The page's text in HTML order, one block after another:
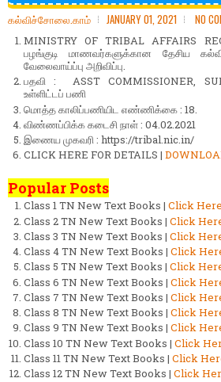
கல்விச்சோலை.காம் JANUARY 01, 2021 NO
MINISTRY OF TRIBAL AFFAIRS
பழங்குடி மாணவர்களுக்கான தேசிய
வேலைவாய்ப்பு அறிவிப்பு.
பதவி : ASST COMMISSIONER,
உள்ளிட்டப் பணி
மொத்த காலிப்பணியிட எண்ணிக்கை : 18.
விண்ணப்பிக்க கடைசி நாள் : 04.02.2021
இணைய முகவரி : https://tribal.nic.in/
CLICK HERE FOR DETAILS |
Popular Posts
Class 1 TN New Text Books | Click Here
Class 2 TN New Text Books | Click
Class 3 TN New Text Books | Click
Class 4 TN New Text Books | Click
Class 5 TN New Text Books | Click
Class 6 TN New Text Books | Click
Class 7 TN New Text Books | Click
Class 8 TN New Text Books | Click
Class 9 TN New Text Books | Click
Class 10 TN New Text Books | Click
Class 11 TN New Text Books | Click
Class 12 TN New Text Books | Click